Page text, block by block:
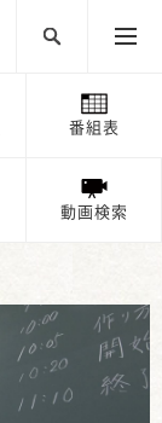
番組表
動画検索